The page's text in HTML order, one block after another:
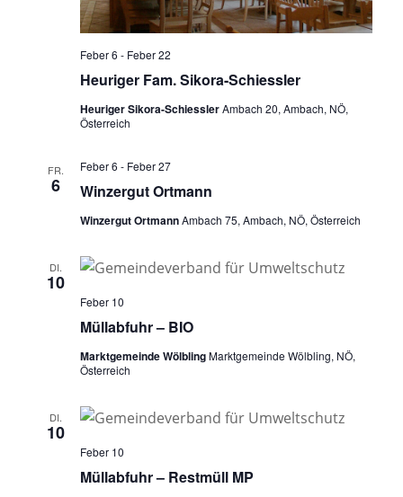
Heuriger Fam. Sikora-Schiessler
Feber 6 - Feber 22
Heuriger Sikora-SchiesslerAmbach 20, Ambach, NÖ,
Österreich
FR.
6 Winzergut Ortmann
Feber 6 - Feber 27
Winzergut OrtmannAmbach 75, Ambach, NÖ, Österreich
DI.
10
Müllabfuhr – BIO
Feber 10
Marktgemeinde WölblingMarktgemeinde Wölbling, NÖ,
Österreich
DI.
10
Müllabfuhr – Restmüll MP
Feber 10